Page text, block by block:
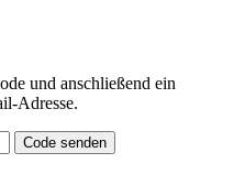
und anschließend ein
Adresse.
Code senden